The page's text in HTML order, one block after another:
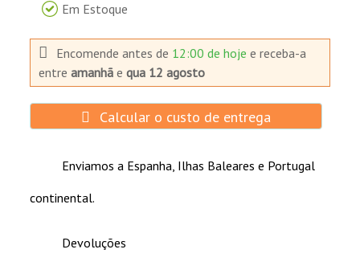
Em Estoque
Encomende antes de 12:00 de hojee receba-a
entreamanhã equa 12 agosto
Calcular o custo de entrega
Enviamos a Espanha, Ilhas Baleares e Portugal
continental.
Devoluções